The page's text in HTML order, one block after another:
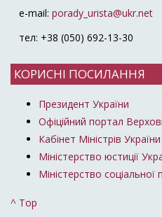
e-mail: porady_urista@ukr.net
тел: +38 (050) 692-13-30
КОРИСНІ ПОСИЛАННЯ
Президент України
Офіційний портал
Кабінет Міністрів України
Міністерство юстиції
Міністерство соціальної
^ Top